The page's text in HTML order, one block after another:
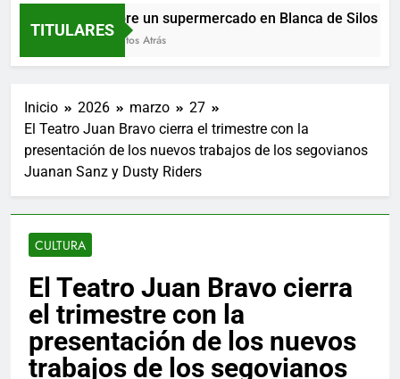
TITULARES
Día abre un supermercado en Blanca de Silos
57 Minutos Atrás
Inicio 2026 marzo
27
El Teatro Juan Bravo cierra el trimestre con la
presentación de los nuevos trabajos de los segovianos
Juanan Sanz y Dusty Riders
CULTURA
El Teatro Juan Bravo cierra
el trimestre con la
presentación de los nuevos
trabajos de los segovianos